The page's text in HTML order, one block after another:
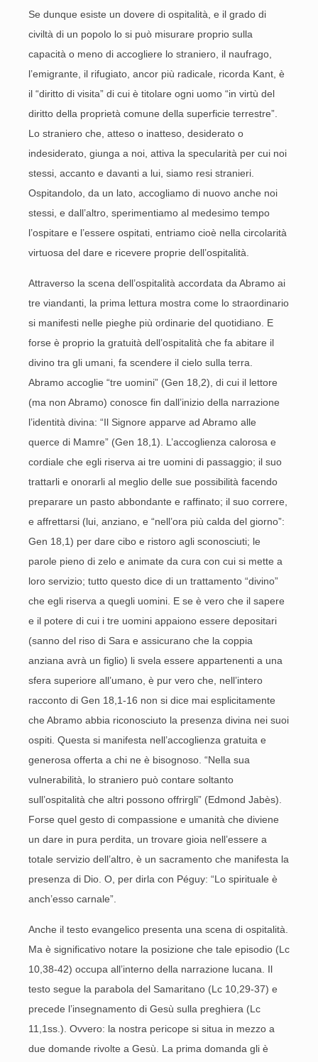
Se dunque esiste un dovere di ospitalità, e il grado di
civiltà di un popolo lo si può misurare proprio sulla
capacità o meno di accogliere lo straniero, il naufrago,
l’emigrante, il rifugiato, ancor più radicale, ricorda Kant, è
il “diritto di visita” di cui è titolare ogni uomo “in virtù del
diritto della proprietà comune della superficie terrestre”.
Lo straniero che, atteso o inatteso, desiderato o
indesiderato, giunga a noi, attiva la specularità per cui noi
stessi, accanto e davanti a lui, siamo resi stranieri.
Ospitandolo, da un lato, accogliamo di nuovo anche noi
stessi, e dall’altro, sperimentiamo al medesimo tempo
l’ospitare e l’essere ospitati, entriamo cioè nella circolarità
virtuosa del dare e ricevere proprie dell’ospitalità.
Attraverso la scena dell’ospitalità accordata da Abramo ai
tre viandanti, la prima lettura mostra come lo straordinario
si manifesti nelle pieghe più ordinarie del quotidiano. E
forse è proprio la gratuità dell’ospitalità che fa abitare il
divino tra gli umani, fa scendere il cielo sulla terra.
Abramo accoglie “tre uomini” (Gen 18,2), di cui il lettore
(ma non Abramo) conosce fin dall’inizio della narrazione
l’identità divina: “Il Signore apparve ad Abramo alle
querce di Mamre” (Gen 18,1). L’accoglienza calorosa e
cordiale che egli riserva ai tre uomini di passaggio; il suo
trattarli e onorarli al meglio delle sue possibilità facendo
preparare un pasto abbondante e raffinato; il suo correre,
e affrettarsi (lui, anziano, e “nell’ora più calda del giorno”:
Gen 18,1) per dare cibo e ristoro agli sconosciuti; le
parole pieno di zelo e animate da cura con cui si mette a
loro servizio; tutto questo dice di un trattamento “divino”
che egli riserva a quegli uomini. E se è vero che il sapere
e il potere di cui i tre uomini appaiono essere depositari
(sanno del riso di Sara e assicurano che la coppia
anziana avrà un figlio) li svela essere appartenenti a una
sfera superiore all’umano, è pur vero che, nell’intero
racconto di Gen 18,1-16 non si dice mai esplicitamente
che Abramo abbia riconosciuto la presenza divina nei suoi
ospiti. Questa si manifesta nell’accoglienza gratuita e
generosa offerta a chi ne è bisognoso. “Nella sua
vulnerabilità, lo straniero può contare soltanto
sull’ospitalità che altri possono offrirgli” (Edmond Jabès).
Forse quel gesto di compassione e umanità che diviene
un dare in pura perdita, un trovare gioia nell’essere a
totale servizio dell’altro, è un sacramento che manifesta la
presenza di Dio. O, per dirla con Péguy: “Lo spirituale è
anch’esso carnale”.
Anche il testo evangelico presenta una scena di ospitalità.
Ma è significativo notare la posizione che tale episodio (Lc
10,38-42) occupa all’interno della narrazione lucana. Il
testo segue la parabola del Samaritano (Lc 10,29-37) e
precede l’insegnamento di Gesù sulla preghiera (Lc
11,1ss.). Ovvero: la nostra pericope si situa in mezzo a
due domande rivolte a Gesù. La prima domanda gli è